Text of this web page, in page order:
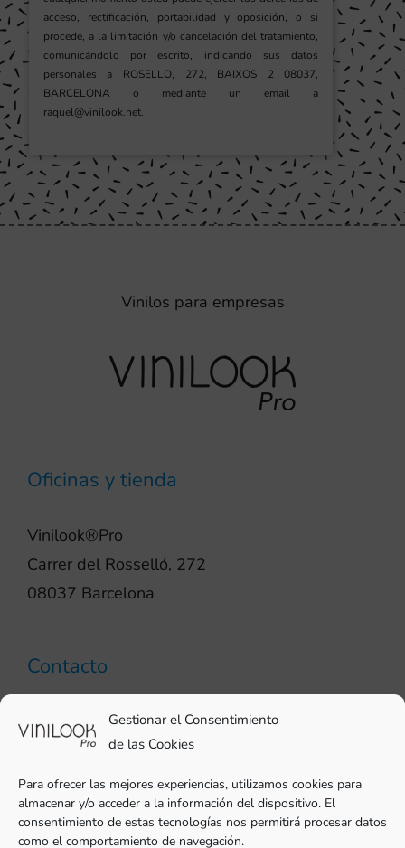
Gestionar el Consentimiento
de las Cookies
Para ofrecer las mejores experiencias, utilizamos cookies para
almacenar y/o acceder a la información del dispositivo. El
consentimiento de estas tecnologías nos permitirá procesar datos
como el comportamiento de navegación.
acceso, rectificación, portabilidad y oposición, o si
procede, a la limitación y/o cancelación del tratamiento,
comunicándolo por escrito, indicando sus datos
personales a ROSELLO, 272, BAIXOS 2 08037,
BARCELONA o mediante un email a
raquel@vinilook.net.
Vinilos para empresas
Oficinas y tienda
Vinilook®Pro
Carrer del Rosselló, 272
08037 Barcelona
Contacto
pro@vinilook.es